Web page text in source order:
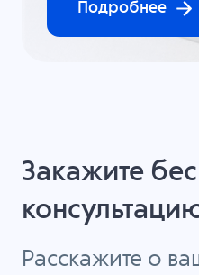
Подробнее
Закажите
Расскажите о